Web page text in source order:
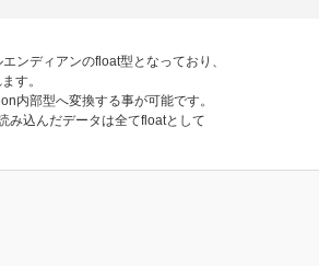
ンディアンのfloat型となっており、
す。
内部型へ変換する事が可能です。
み込んだデータは全てfloatとして